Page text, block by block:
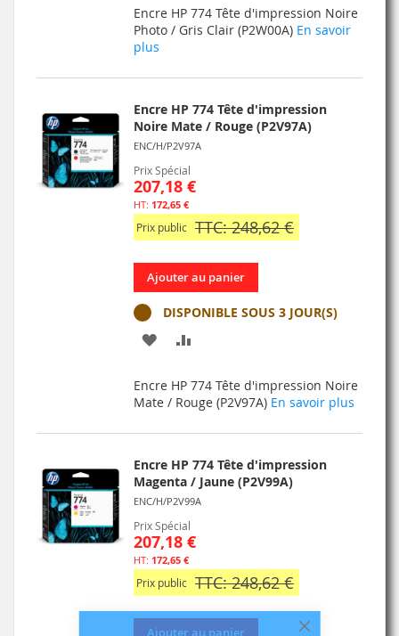
MA
COMPARATEUR
Encre HP 774 Tête d'impression Noire
Photo / Gris Clair (P2W00A) En savoir
plus
Encre HP 774 Tête d'impression
Noire Mate / Rouge (P2V97A)
ENC/H/P2V97A
Prix Spécial
207,18 €
172,65 €
Prix public TTC: 248,62 €
Ajouter au panier
DISPONIBLE SOUS 3 JOUR(S)
AJOUTER
MA
LISTE
D’ENVIE
COMPARATEUR
Encre HP 774 Tête d'impression Noire
Mate / Rouge (P2V97A) En savoir plus
Encre HP 774 Tête d'impression
Magenta / Jaune (P2V99A)
ENC/H/P2V99A
Prix Spécial
207,18 €
172,65 €
Prix public TTC: 248,62 €
Ajouter au panier